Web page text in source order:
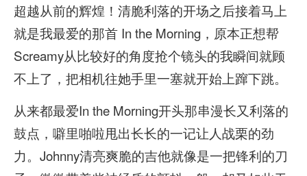
超越从前的辉煌！清脆利落的开场之后接着马上
就是我最爱的那首 In the Morning，原本正想帮
Screamy从比较好的角度抢个镜头的我瞬间就顾
不上了，把相机往她手里一塞就开始上蹿下跳。
从来都最爱In the Morning开头那串漫长又利落的
鼓点，噼里啪啦甩出长长的一记让人战栗的劲
力。Johnny清亮爽脆的吉他就像是一把锋利的刀